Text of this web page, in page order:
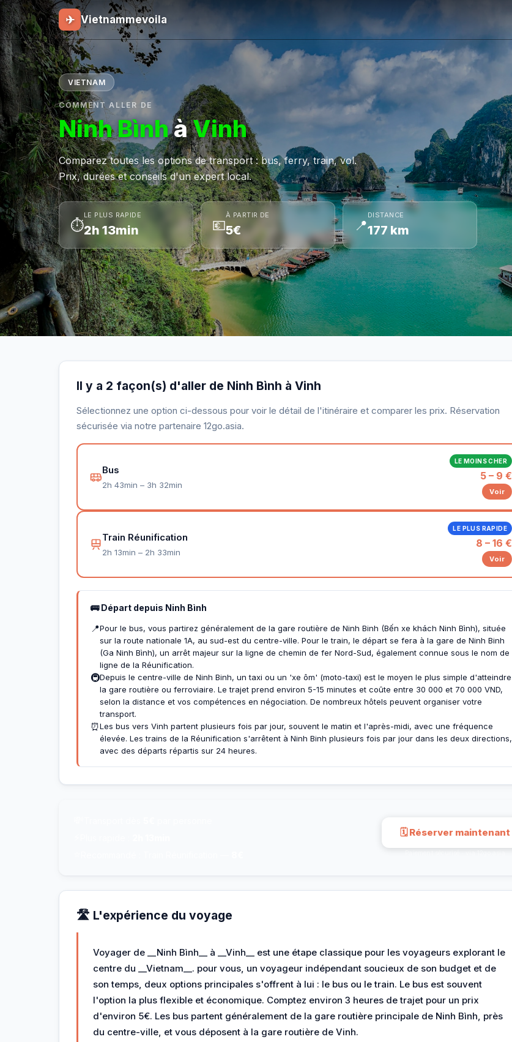
✈ Vietnammevoila
VIETNAM
COMMENT ALLER DE
Ninh BìnhàVinh
Comparez toutes les options de transport : bus, ferry, train, vol.
Prix, durées et conseils d'un expert local.
⏱
LE PLUS RAPIDE
2h 13min 💶
À PARTIR DE
5€ 📍
DISTANCE
177 km
Il y a 2 façon(s) d'aller de Ninh Bình à Vinh
Sélectionnez une option ci-dessous pour voir le détail de l'itinéraire et comparer les prix. Réservation
sécurisée via notre partenaire 12go.asia.
Bus
2h 43min – 3h 32min
LE MOINS CHER
5 – 9 €
Voir
Train Réunification
2h 13min – 2h 33min
LE PLUS RAPIDE
8 – 16 €
Voir
🚌 Départ depuis Ninh Bình
📍Pour le bus, vous partirez généralement de la gare routière de Ninh Binh (Bến xe khách Ninh Bình), située
sur la route nationale 1A, au sud-est du centre-ville. Pour le train, le départ se fera à la gare de Ninh Binh
(Ga Ninh Bình), un arrêt majeur sur la ligne de chemin de fer Nord-Sud, également connue sous le nom de
ligne de la Réunification.
🚇Depuis le centre-ville de Ninh Binh, un taxi ou un 'xe ôm' (moto-taxi) est le moyen le plus simple d'atteindre
la gare routière ou ferroviaire. Le trajet prend environ 5-15 minutes et coûte entre 30 000 et 70 000 VND,
selon la distance et vos compétences en négociation. De nombreux hôtels peuvent organiser votre
transport.
⏰Les bus vers Vinh partent plusieurs fois par jour, souvent le matin et l'après-midi, avec une fréquence
élevée. Les trains de la Réunification s'arrêtent à Ninh Binh plusieurs fois par jour dans les deux directions,
avec des départs répartis sur 24 heures.
🗓 Réserver maintenant
🛣️ L'expérience du voyage
Voyager de __Ninh Bình__ à __Vinh__ est une étape classique pour les voyageurs explorant le
centre du __Vietnam__. pour vous, un voyageur indépendant soucieux de son budget et de
son temps, deux options principales s'offrent à lui : le bus ou le train. Le bus est souvent
l'option la plus flexible et économique. Comptez environ 3 heures de trajet pour un prix
d'environ 5€. Les bus partent généralement de la gare routière principale de Ninh Bình, près
du centre-ville, et vous déposent à la gare routière de Vinh.